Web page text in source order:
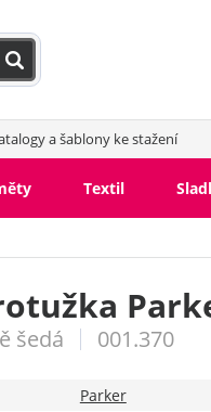
a šablony ke stažení
Textil
šedá 001.370
Parker